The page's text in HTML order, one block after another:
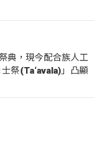
典，現今配合族人工
祭(Ta‘avala)」凸顯